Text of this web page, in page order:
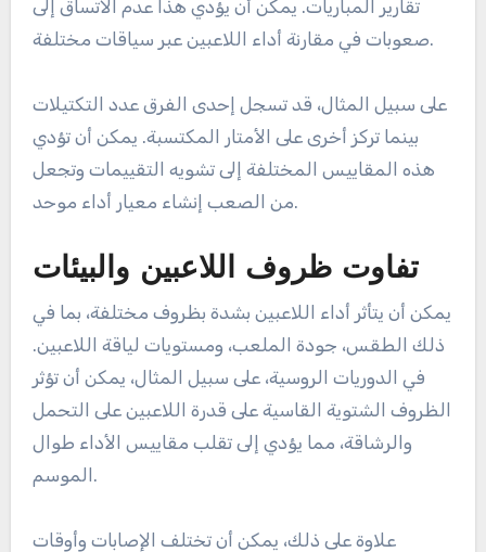
البيانات
كبير بين الفرق والدوريات. قد يعتمد البعض على
التكنولوجيا المتقدمة مثل أجهزة تتبع GPS وتحليل
الفيديو، بينما قد يستخدم آخرون إحصائيات أساسية من
تقارير المباريات. يمكن أن يؤدي هذا عدم الاتساق إلى
على سبيل المثال، قد تسجل إحدى الفرق عدد التكتيلات
بينما تركز أخرى على الأمتار المكتسبة. يمكن أن تؤدي
هذه المقاييس المختلفة إلى تشويه التقييمات وتجعل
من الصعب إنشاء معيار أداء موحد.
تفاوت ظروف اللاعبين والبيئات
ذلك الطقس، جودة الملعب، ومستويات لياقة اللاعبين.